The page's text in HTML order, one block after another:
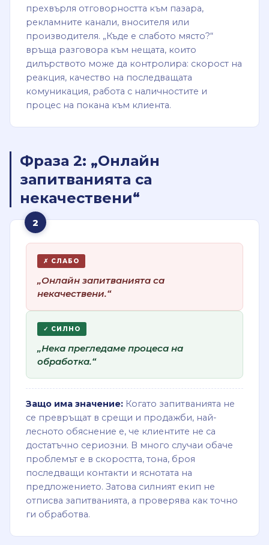
прехвърля отговорността към пазара,
рекламните канали, вносителя или
производителя. „Къде е слабото място?“
връща разговора към нещата, които
дилърството може да контролира: скорост на
реакция, качество на последващата
комуникация, работа с наличностите и
процес на покана към клиента.
Фраза 2: „Онлайн
запитванията са
некачествени“
2
✗ СЛАБО
„Онлайн запитванията са
некачествени.“
✓ СИЛНО
„Нека прегледаме процеса на
обработка.“
Защо има значение: Когато запитванията не
се превръщат в срещи и продажби, най-
лесното обяснение е, че клиентите не са
достатъчно сериозни. В много случаи обаче
проблемът е в скоростта, тона, броя
последващи контакти и яснотата на
предложението. Затова силният екип не
отписва запитванията, а проверява как точно
ги обработва.